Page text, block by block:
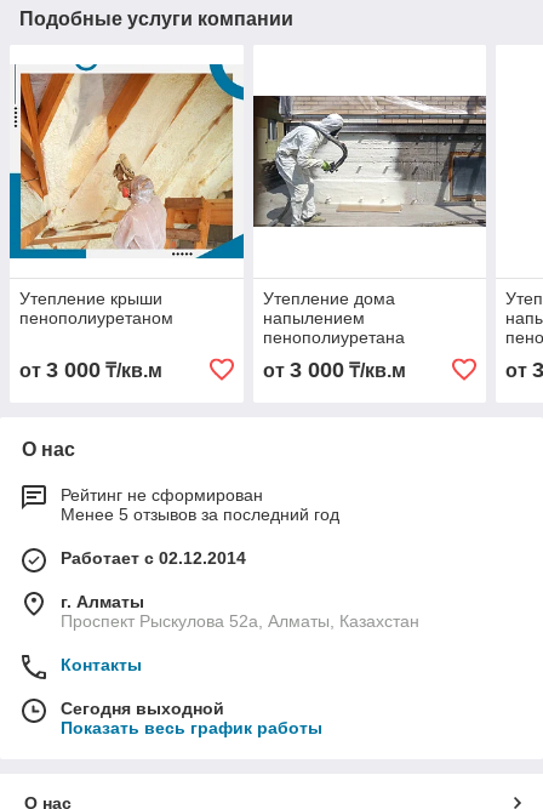
Подобные услуги компании
Утепление крыши
пенополиуретаном
от 3 000 ₸/кв.м
Утепление дома
напылением
пенополиуретана
от 3 000₸/кв.м от
О нас
Рейтинг не сформирован
Менее 5 отзывов за последний год
Работает с 02.12.2014
г. Алматы
Проспект Рыскулова 52а, Алматы, Казахстан
Контакты
Сегодня выходной
Показать весь график работы
О нас